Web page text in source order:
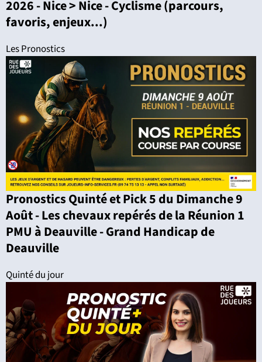
2026 - Nice > Nice - Cyclisme (parcours,
favoris, enjeux...)
Les Pronostics
Pronostics Quinté et Pick 5 du Dimanche 9
Août - Les chevaux repérés de la Réunion 1
PMU à Deauville - Grand Handicap de
Deauville
Quinté du jour